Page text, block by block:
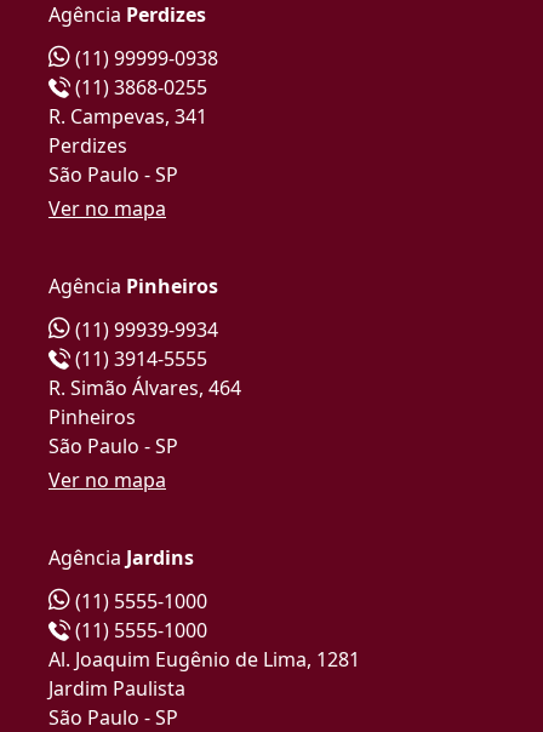
Agência Perdizes
(11) 99999-0938
(11) 3868-0255
R. Campevas, 341
Perdizes
São Paulo - SP
Ver no mapa
Agência Pinheiros
(11) 99939-9934
(11) 3914-5555
R. Simão Álvares, 464
Pinheiros
São Paulo - SP
Ver no mapa
Agência Jardins
(11) 5555-1000
(11) 5555-1000
Al. Joaquim Eugênio de Lima, 1281
Jardim Paulista
São Paulo - SP